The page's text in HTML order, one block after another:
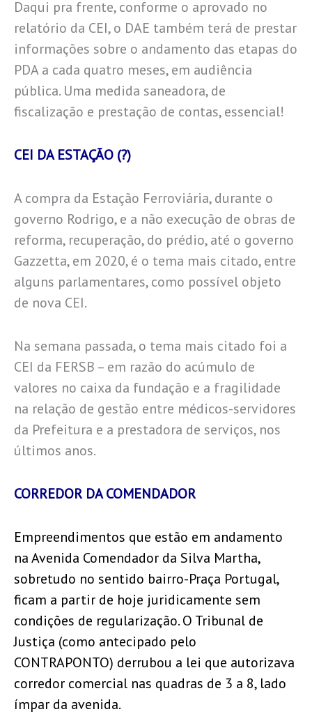
Daqui pra frente, conforme o aprovado no
relatório da CEI, o DAE também terá de prestar
informações sobre o andamento das etapas do
PDA a cada quatro meses, em audiência
pública. Uma medida saneadora, de
fiscalização e prestação de contas, essencial!
CEI DA ESTAÇÃO (?)
A compra da Estação Ferroviária, durante o
governo Rodrigo, e a não execução de obras de
reforma, recuperação, do prédio, até o governo
Gazzetta, em 2020, é o tema mais citado, entre
alguns parlamentares, como possível objeto
de nova CEI.
Na semana passada, o tema mais citado foi a
CEI da FERSB – em razão do acúmulo de
valores no caixa da fundação e a fragilidade
na relação de gestão entre médicos-servidores
da Prefeitura e a prestadora de serviços, nos
últimos anos.
CORREDOR DA COMENDADOR
Empreendimentos que estão em andamento
na Avenida Comendador da Silva Martha,
sobretudo no sentido bairro-Praça Portugal,
ficam a partir de hoje juridicamente sem
condições de regularização. O Tribunal de
Justiça (como antecipado pelo
CONTRAPONTO) derrubou a lei que autorizava
corredor comercial nas quadras de 3 a 8, lado
ímpar da avenida.